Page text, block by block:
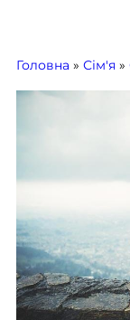
Головна » Сім'я »